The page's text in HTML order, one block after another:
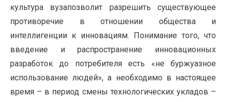
культура вузапозволит разрешить существующее
противоречие в отношении общества и
интеллигенции к инновациям. Понимание того, что
введение и распространение инновационных
разработок до потребителя есть «не буржуазное
использование людей», а необходимо в настоящее
время – в период смены технологических укладов –